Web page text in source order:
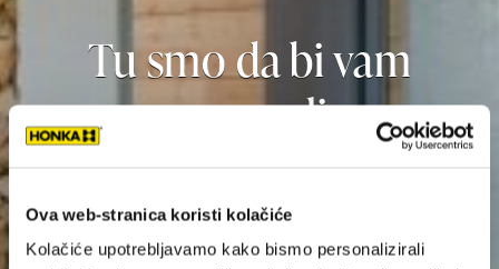
Ova web-stranica koristi kolačiće
Kolačiće upotrebljavamo kako bismo personalizirali
Tu smo da bi vam
pomogli